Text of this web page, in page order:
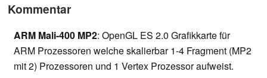
Kommentar
ARM Mali-400 MP2: OpenGL ES 2.0 Grafikkarte für
ARM Prozessoren welche skalierbar 1-4 Fragment (MP2
mit 2) Prozessoren und 1 Vertex Prozessor aufweist.